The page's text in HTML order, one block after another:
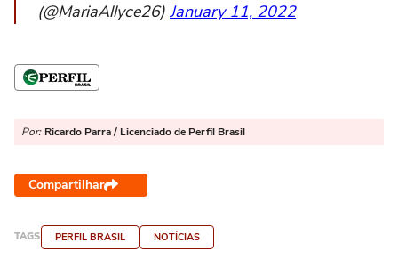
(@MariaAllyce26) January 11, 2022
Por: Ricardo Parra / Licenciado de Perfil Brasil
Compartilhar
TAGS PERFIL BRASIL NOTÍCIAS